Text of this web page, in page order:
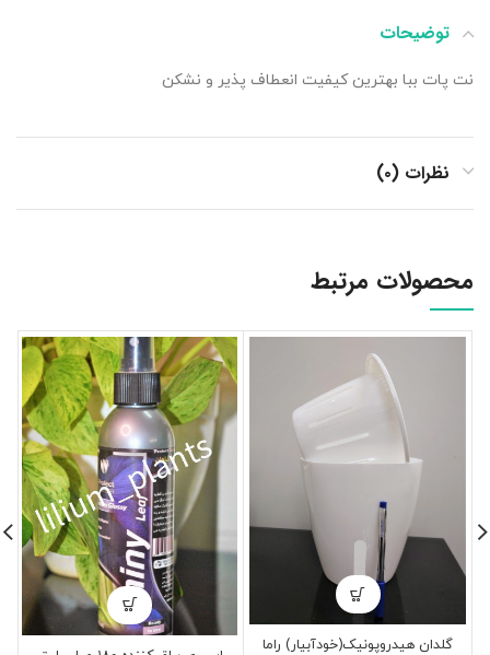
توضیحات
نت پات ببا بهترین کیفیت انعطاف پذیر و نشکن
نظرات (۰)
محصولات مرتبط
گلدان هیدروپونیک(خودآبیار) راما